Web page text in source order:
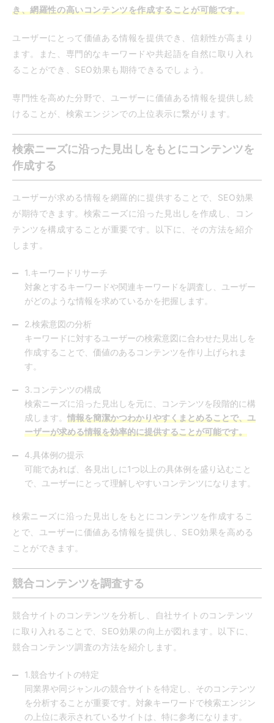
き、網羅性の高いコンテンツを作成することが可能です。
ユーザーにとって価値ある情報を提供でき、信頼性が高まり
ます。また、専門的なキーワードや共起語を自然に取り入れ
ることができ、SEO効果も期待できるでしょう。
専門性を高めた分野で、ユーザーに価値ある情報を提供し続
けることが、検索エンジンでの上位表示に繋がります。
検索ニーズに沿った見出しをもとにコンテンツを
作成する
ユーザーが求める情報を網羅的に提供することで、SEO効果
が期待できます。検索ニーズに沿った見出しを作成し、コン
テンツを構成することが重要です。以下に、その方法を紹介
します。
1.キーワードリサーチ
対象とするキーワードや関連キーワードを調査し、ユーザー
がどのような情報を求めているかを把握します。
2.検索意図の分析
キーワードに対するユーザーの検索意図に合わせた見出しを
作成することで、価値のあるコンテンツを作り上げられま
す。
3.コンテンツの構成
検索ニーズに沿った見出しを元に、コンテンツを段階的に構
成します。 情報を簡潔かつわかりやすくまとめることで、ユ
ーザーが求める情報を効率的に提供することが可能です。
4.具体例の提示
可能であれば、各見出しに1つ以上の具体例を盛り込むこと
で、ユーザーにとって理解しやすいコンテンツになります。
検索ニーズに沿った見出しをもとにコンテンツを作成するこ
とで、ユーザーに価値ある情報を提供し、SEO効果を高める
ことができます。
競合コンテンツを調査する
競合サイトのコンテンツを分析し、自社サイトのコンテンツ
に取り入れることで、SEO効果の向上が図れます。以下に、
競合コンテンツ調査の方法を紹介します。
1.競合サイトの特定
同業界や同ジャンルの競合サイトを特定し、そのコンテンツ
を分析することが重要です。対象キーワードで検索エンジン
の上位に表示されているサイトは、特に参考になります。